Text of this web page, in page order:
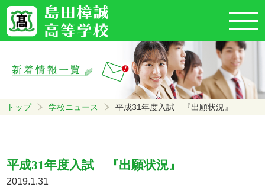
トップ 学校ニュース 平成31年度入試 『出願状況』
平成31年度入試 『出願状況』
2019.1.31